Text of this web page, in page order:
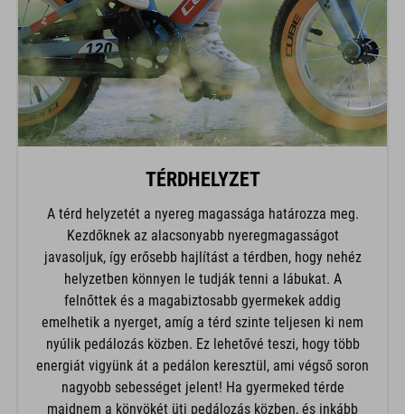
TÉRDHELYZET
A térd helyzetét a nyereg magassága határozza meg.
Kezdőknek az alacsonyabb nyeregmagasságot
javasoljuk, így erősebb hajlítást a térdben, hogy nehéz
helyzetben könnyen le tudják tenni a lábukat. A
felnőttek és a magabiztosabb gyermekek addig
emelhetik a nyerget, amíg a térd szinte teljesen ki nem
nyúlik pedálozás közben. Ez lehetővé teszi, hogy több
energiát vigyünk át a pedálon keresztül, ami végső soron
nagyobb sebességet jelent! Ha gyermeked térde
majdnem a könyökét üti pedálozás közben, és inkább